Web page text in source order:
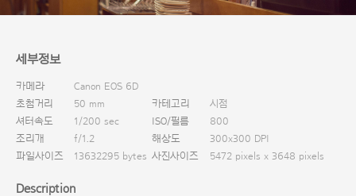
세부정보
카메라
Canon EOS 6D
초첨거리
50 mm 카테고리
시점
셔터속도
1/200 sec ISO/필름
800
조리개
f/1.2 해상도
300x300 DPI
파일사이즈
13632295 bytes 사진사이즈 5472 pixels x 3648 pixels
Description